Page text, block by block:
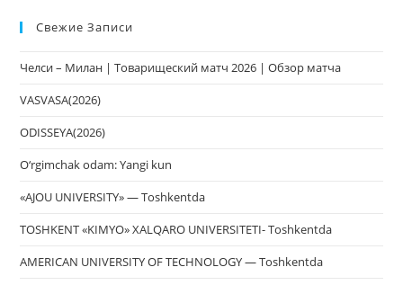
Свежие Записи
Челси – Милан | Товарищеский матч 2026 | Обзор матча
VASVASA(2026)
ODISSEYA(2026)
O‘rgimchak odam: Yangi kun
«AJOU UNIVERSITY» — Toshkentda
TOSHKENT «KIMYO» XALQARO UNIVERSITETI- Toshkentda
AMERICAN UNIVERSITY OF TECHNOLOGY — Toshkentda